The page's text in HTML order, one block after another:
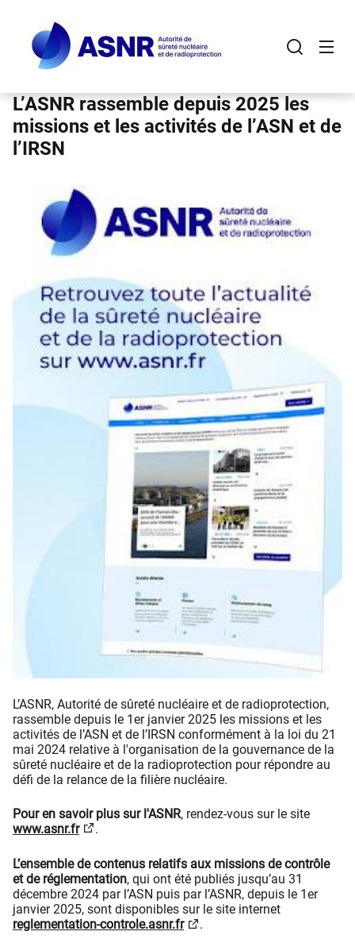
contenu
principal
L’ASNR rassemble depuis 2025 les
missions et les activités de l’ASN et de
l’IRSN
L’ASNR, Autorité de sûreté nucléaire et de radioprotection,
rassemble depuis le 1er janvier 2025 les missions et les
activités de l’ASN et de l’IRSN conformément à la loi du 21
mai 2024 relative à l'organisation de la gouvernance de la
sûreté nucléaire et de la radioprotection pour répondre au
défi de la relance de la filière nucléaire.
Pour en savoir plus sur l'ASNR, rendez-vous sur le site
www.asnr.fr
.
L’ensemble de contenus relatifs aux missions de contrôle
et de réglementation, qui ont été publiés jusqu’au 31
décembre 2024 par l’ASN puis par l’ASNR, depuis le 1er
janvier 2025, sont disponibles sur le site internet
reglementation-controle.asnr.fr
.